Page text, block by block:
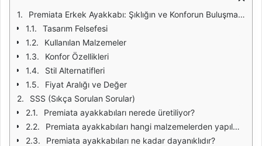
Premiata Erkek Ayakkabı: Şıklığın ve Konforun Buluşma Noktası
Tasarım Felsefesi
Kullanılan Malzemeler
Konfor Özellikleri
Stil Alternatifleri
Fiyat Aralığı ve Değer
SSS (Sıkça Sorulan Sorular)
Premiata ayakkabıları nerede üretiliyor?
Premiata ayakkabıları hangi malzemelerden yapılmaktadır?
Premiata ayakkabıları ne kadar dayanıklıdır?